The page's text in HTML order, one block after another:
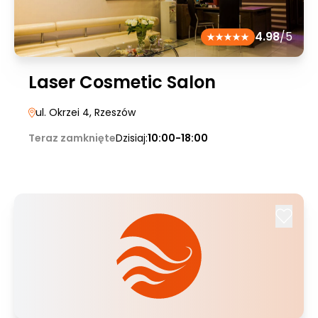
4.98/5
Laser Cosmetic Salon
ul. Okrzei 4, Rzeszów
Teraz zamknięteDzisiaj:10:00-18:00